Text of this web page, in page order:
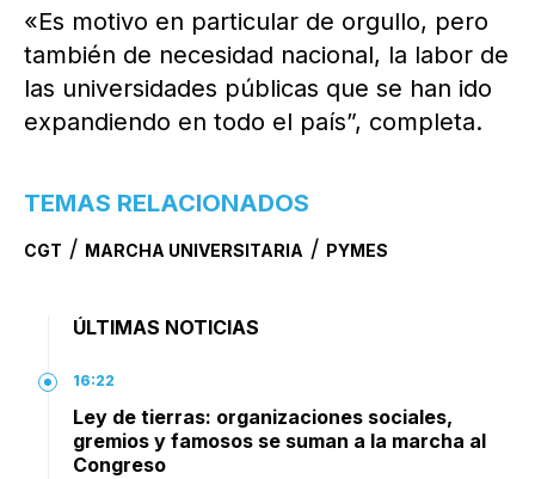
«Es motivo en particular de orgullo, pero
también de necesidad nacional, la labor de
las universidades públicas que se han ido
expandiendo en todo el país”, completa.
TEMAS RELACIONADOS
CGT / MARCHA UNIVERSITARIA / PYMES
ÚLTIMAS NOTICIAS
16:22
Ley de tierras: organizaciones sociales,
gremios y famosos se suman a la marcha al
Congreso